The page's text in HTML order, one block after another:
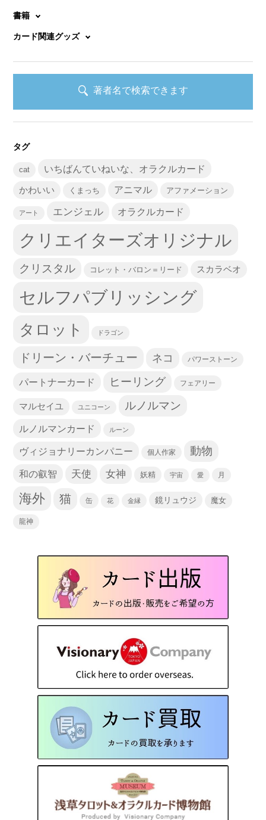
書籍
カード関連グッズ
著者名で検索できます
タグ
cat いちばんていねいな、オラクルカード
かわいい くまっち アニマル アファメーション
アート エンジェル オラクルカード
クリエイターズオリジナル
クリスタル コレット・バロン＝リード スカラベオ
セルフパブリッシング
タロット ドラゴン
ドリーン・バーチュー ネコ パワーストーン
パートナーカード ヒーリング フェアリー
マルセイユ ユニコーン ルノルマン
ルノルマンカード ルーン
ヴィジョナリーカンパニー 個人作家 動物
和の叡智 天使 女神 妖精 宇宙 愛 月
海外 猫 缶 花 金縁 鏡リュウジ 魔女
龍神